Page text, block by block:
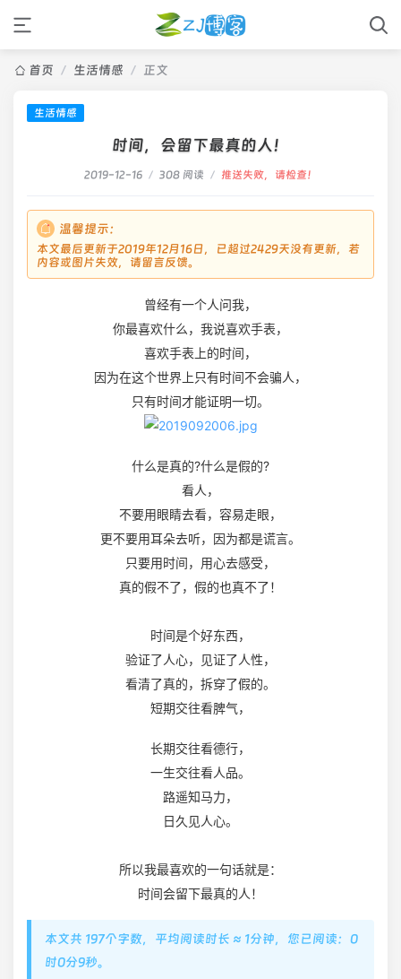
首页 / 生活情感 / 正文
生活情感
时间，会留下最真的人！
2019-12-16 / 308 阅读 / 推送失败，请检查！
温馨提示：
本文最后更新于2019年12月16日，已超过2429天没有更新，若
内容或图片失效，请留言反馈。
曾经有一个人问我，
你最喜欢什么，我说喜欢手表，
喜欢手表上的时间，
因为在这个世界上只有时间不会骗人，
只有时间才能证明一切。
什么是真的?什么是假的?
看人，
不要用眼睛去看，容易走眼，
更不要用耳朵去听，因为都是谎言。
只要用时间，用心去感受，
真的假不了，假的也真不了！
时间是个好东西，
验证了人心，见证了人性，
看清了真的，拆穿了假的。
短期交往看脾气，
长期交往看德行，
一生交往看人品。
路遥知马力，
日久见人心。
所以我最喜欢的一句话就是：
时间会留下最真的人！
本文共 197个字数，平均阅读时长 ≈ 1分钟，您已阅读：0
时0分9秒。